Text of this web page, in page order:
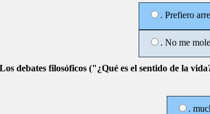
. Prefiero
. No me
Los debates filosóficos ("¿Qué es el sentido de la
.